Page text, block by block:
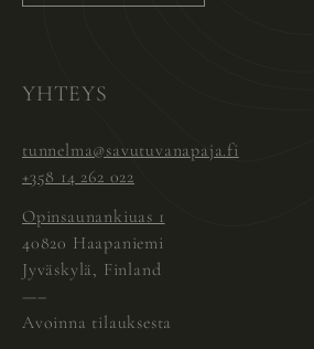
YHTEYS
tunnelma@savutuvanapaja.fi
+358 14 262 022
Opinsaunankiuas 1
40820 Haapaniemi
Jyväskylä, Finland
—–
Avoinna tilauksesta